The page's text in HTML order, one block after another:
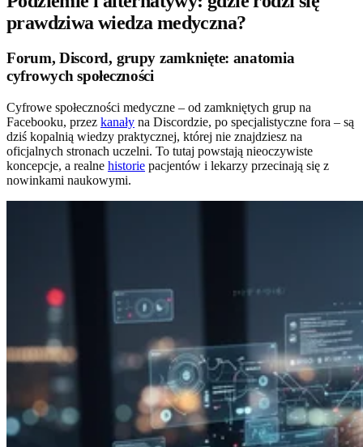
prawdziwa wiedza medyczna?
Forum, Discord, grupy zamknięte: anatomia
cyfrowych społeczności
Cyfrowe społeczności medyczne – od zamkniętych grup na
Facebooku, przez kanały na Discordzie, po specjalistyczne fora – są
dziś kopalnią wiedzy praktycznej, której nie znajdziesz na
oficjalnych stronach uczelni. To tutaj powstają nieoczywiste
koncepcje, a realne historie pacjentów i lekarzy przecinają się z
nowinkami naukowymi.